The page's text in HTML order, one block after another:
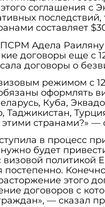
соглашения с
последствий,
составляет
ПСРМ Адела
договоры еще с
договоры о
режимом с
оформлять
Куба,
Таджикистан,
этими странами?» —
в процесс
будет
визовой политикой
этого
договоров с
— сказал